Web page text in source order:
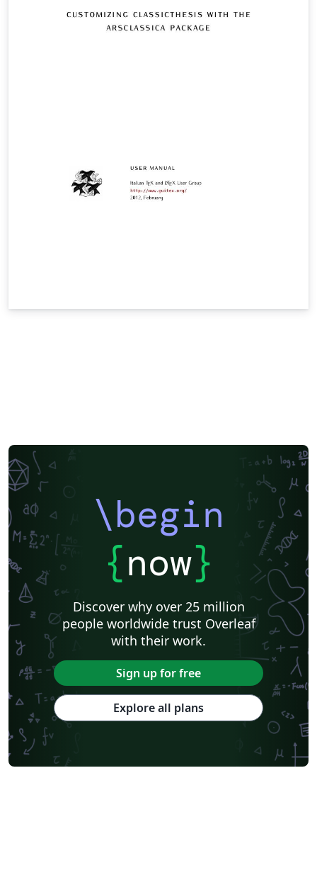
\begin
{now}
Discover why over 25 million
people worldwide trust Overleaf
with their work.
Sign up for free
Explore all plans